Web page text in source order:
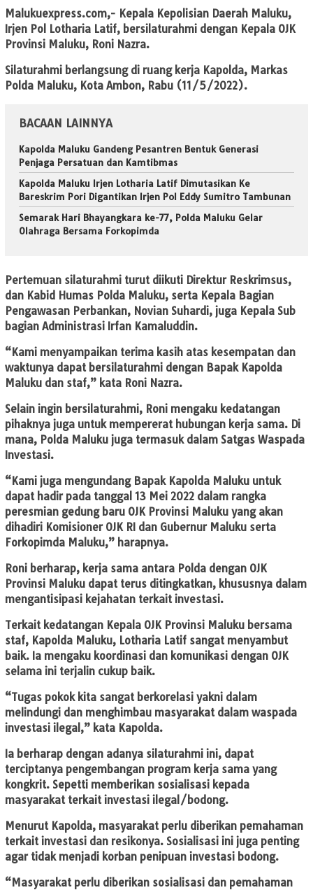
Malukuexpress.com,- Kepala Kepolisian Daerah Maluku,
Irjen Pol Lotharia Latif, bersilaturahmi dengan Kepala OJK
Provinsi Maluku, Roni Nazra.
Silaturahmi berlangsung di ruang kerja Kapolda, Markas
Polda Maluku, Kota Ambon, Rabu (11/5/2022).
BACAAN LAINNYA
Kapolda Maluku Gandeng Pesantren Bentuk Generasi
Penjaga Persatuan dan Kamtibmas
Kapolda Maluku Irjen Lotharia Latif Dimutasikan Ke
Bareskrim Pori Digantikan Irjen Pol Eddy Sumitro Tambunan
Semarak Hari Bhayangkara ke-77, Polda Maluku Gelar
Olahraga Bersama Forkopimda
Pertemuan silaturahmi turut diikuti Direktur Reskrimsus,
dan Kabid Humas Polda Maluku, serta Kepala Bagian
Pengawasan Perbankan, Novian Suhardi, juga Kepala Sub
bagian Administrasi Irfan Kamaluddin.
“Kami menyampaikan terima kasih atas kesempatan dan
waktunya dapat bersilaturahmi dengan Bapak Kapolda
Maluku dan staf,” kata Roni Nazra.
Selain ingin bersilaturahmi, Roni mengaku kedatangan
pihaknya juga untuk mempererat hubungan kerja sama. Di
mana, Polda Maluku juga termasuk dalam Satgas Waspada
Investasi.
“Kami juga mengundang Bapak Kapolda Maluku untuk
dapat hadir pada tanggal 13 Mei 2022 dalam rangka
peresmian gedung baru OJK Provinsi Maluku yang akan
dihadiri Komisioner OJK RI dan Gubernur Maluku serta
Forkopimda Maluku,” harapnya.
Roni berharap, kerja sama antara Polda dengan OJK
Provinsi Maluku dapat terus ditingkatkan, khususnya dalam
mengantisipasi kejahatan terkait investasi.
Terkait kedatangan Kepala OJK Provinsi Maluku bersama
staf, Kapolda Maluku, Lotharia Latif sangat menyambut
baik. Ia mengaku koordinasi dan komunikasi dengan OJK
selama ini terjalin cukup baik.
“Tugas pokok kita sangat berkorelasi yakni dalam
melindungi dan menghimbau masyarakat dalam waspada
investasi ilegal,” kata Kapolda.
Ia berharap dengan adanya silaturahmi ini, dapat
terciptanya pengembangan program kerja sama yang
kongkrit. Sepetti memberikan sosialisasi kepada
masyarakat terkait investasi ilegal/bodong.
Menurut Kapolda, masyarakat perlu diberikan pemahaman
terkait investasi dan resikonya. Sosialisasi ini juga penting
agar tidak menjadi korban penipuan investasi bodong.
“Masyarakat perlu diberikan sosialisasi dan pemahaman